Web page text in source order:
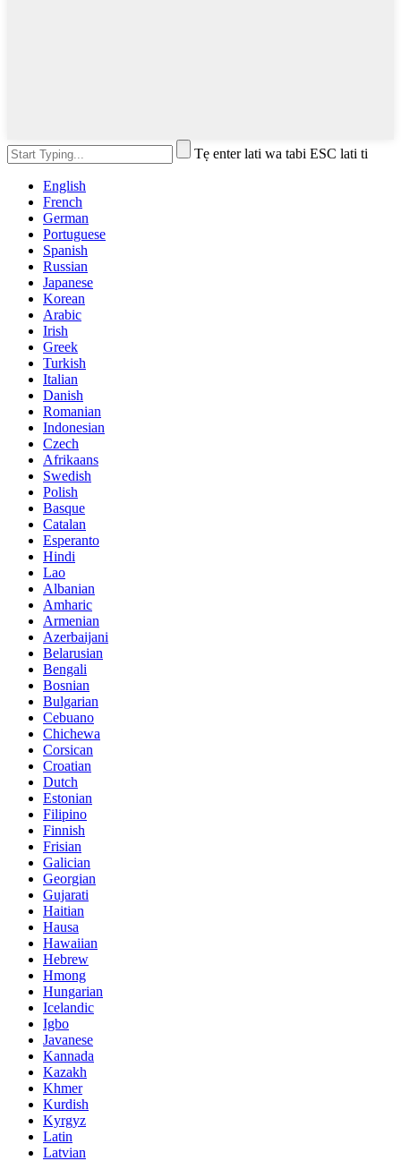
Tẹ enter lati wa tabi ESC lati ti
English
French
German
Portuguese
Spanish
Russian
Japanese
Korean
Arabic
Irish
Greek
Turkish
Italian
Danish
Romanian
Indonesian
Czech
Afrikaans
Swedish
Polish
Basque
Catalan
Esperanto
Hindi
Lao
Albanian
Amharic
Armenian
Azerbaijani
Belarusian
Bengali
Bosnian
Bulgarian
Cebuano
Chichewa
Corsican
Croatian
Dutch
Estonian
Filipino
Finnish
Frisian
Galician
Georgian
Gujarati
Haitian
Hausa
Hawaiian
Hebrew
Hmong
Hungarian
Icelandic
Igbo
Javanese
Kannada
Kazakh
Khmer
Kurdish
Kyrgyz
Latin
Latvian